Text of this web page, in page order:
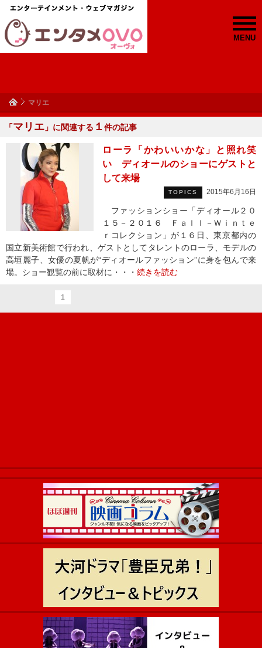
MENU
マリエ
「マリエ 」に関連する １ 件の記事
ローラ「かわいいかな」と照れ笑
い ディオールのショーにゲストと
して来場
TOPICS 2015年6月16日
ファッションショー「ディオール２０
１５－２０１６ Ｆａｌｌ－Ｗｉｎｔｅ
ｒコレクション」が１６日、東京都内の
国立新美術館で行われ、ゲストとしてタレントのローラ、モデルの
高垣麗子、女優の夏帆が“ディオールファッション”に身を包んで来
場。ショー観覧の前に取材に・・・ 続きを読む
1